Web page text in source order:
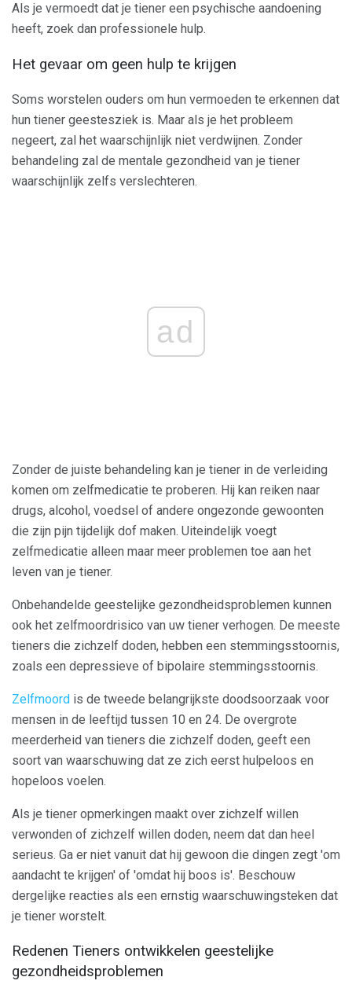
Als je vermoedt dat je tiener een psychische aandoening
heeft, zoek dan professionele hulp.
Het gevaar om geen hulp te krijgen
Soms worstelen ouders om hun vermoeden te erkennen dat
hun tiener geestesziek is. Maar als je het probleem
negeert, zal het waarschijnlijk niet verdwijnen. Zonder
behandeling zal de mentale gezondheid van je tiener
waarschijnlijk zelfs verslechteren.
ad
Zonder de juiste behandeling kan je tiener in de verleiding
komen om zelfmedicatie te proberen. Hij kan reiken naar
drugs, alcohol, voedsel of andere ongezonde gewoonten
die zijn pijn tijdelijk dof maken. Uiteindelijk voegt
zelfmedicatie alleen maar meer problemen toe aan het
leven van je tiener.
Onbehandelde geestelijke gezondheidsproblemen kunnen
ook het zelfmoordrisico van uw tiener verhogen. De meeste
tieners die zichzelf doden, hebben een stemmingsstoornis,
zoals een depressieve of bipolaire stemmingsstoornis.
Zelfmoord is de tweede belangrijkste doodsoorzaak voor
mensen in de leeftijd tussen 10 en 24. De overgrote
meerderheid van tieners die zichzelf doden, geeft een
soort van waarschuwing dat ze zich eerst hulpeloos en
hopeloos voelen.
Als je tiener opmerkingen maakt over zichzelf willen
verwonden of zichzelf willen doden, neem dat dan heel
serieus. Ga er niet vanuit dat hij gewoon die dingen zegt 'om
aandacht te krijgen' of 'omdat hij boos is'. Beschouw
dergelijke reacties als een ernstig waarschuwingsteken dat
je tiener worstelt.
Redenen Tieners ontwikkelen geestelijke
gezondheidsproblemen